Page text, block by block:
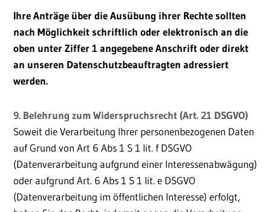
Ihre Anträge über die Ausübung ihrer Rechte sollten
nach Möglichkeit schriftlich oder elektronisch an die
oben unter Ziffer 1 angegebene Anschrift oder direkt
an unseren Datenschutzbeauftragten adressiert
werden.
9. Belehrung zum Widerspruchsrecht (Art. 21 DSGVO)
Soweit die Verarbeitung Ihrer personenbezogenen Daten
auf Grund von Art 6 Abs 1 S 1 lit. f DSGVO
(Datenverarbeitung aufgrund einer Interessenabwägung)
oder aufgrund Art. 6 Abs 1 S 1 lit. e DSGVO
(Datenverarbeitung im öffentlichen Interesse) erfolgt,